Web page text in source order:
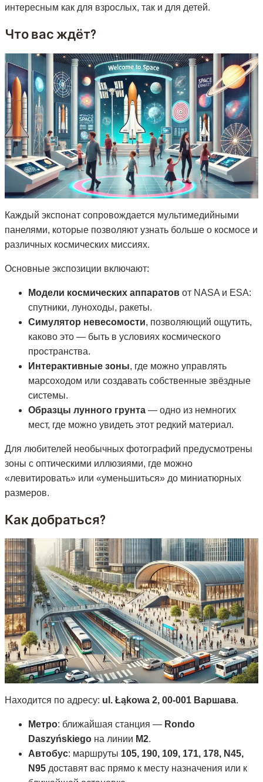
интересным как для взрослых, так и для детей.
Что вас ждёт?
Каждый экспонат сопровождается мультимедийными
панелями, которые позволяют узнать больше о космосе и
различных космических миссиях.
Основные экспозиции включают:
Модели космических аппаратов от NASA и ESA:
спутники, луноходы, ракеты.
Симулятор невесомости, позволяющий ощутить,
каково это — быть в условиях космического
пространства.
Интерактивные зоны, где можно управлять
марсоходом или создавать собственные звёздные
системы.
Образцы лунного грунта — одно из немногих
мест, где можно увидеть этот редкий материал.
Для любителей необычных фотографий предусмотрены
зоны с оптическими иллюзиями, где можно
«левитировать» или «уменьшиться» до миниатюрных
размеров.
Как добраться?
Находится по адресу: ul. Łąkowa 2, 00-001 Варшава.
Метро: ближайшая станция — Rondo
Daszyńskiego на линии М2.
Автобус: маршруты 105, 190, 109, 171, 178, N45,
N95 доставят вас прямо к месту назначения или к